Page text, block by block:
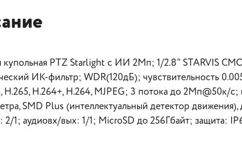
купольная PTZ Starlight с ИИ 2Mп; 1/2.8" STARVIS
ИК-фильтр; WDR(120дБ); чувствительность
H.265, H.264+, H.264, MJPEG; 3 потока до 2Мп@50к/с;
SMD Plus (интеллектуальный детектор
1; аудиовх/вых: 1/1; MicroSD до 256Гбайт; защита: